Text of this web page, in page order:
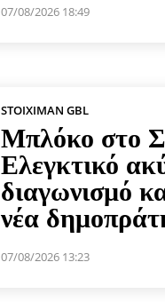
07/08/2026 18:49
STOIXIMAN GBL
Μπλόκο στο
Ελεγκτικό
διαγωνισμό
νέα
07/08/2026 13:23